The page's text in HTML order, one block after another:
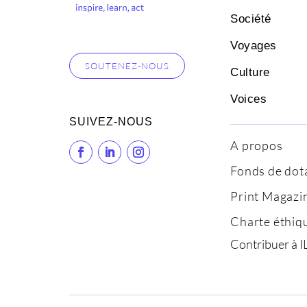
SOUTENEZ-NOUS
SUIVEZ-NOUS
Société
Voyages
Culture
Voices
A propos
Fonds de
Print
Charte
Contribuer à